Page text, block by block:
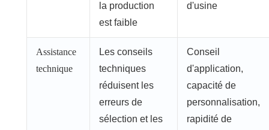
la production
est faible
d'usine
Assistance
technique
Les conseils
techniques
réduisent les
erreurs de
sélection et les
Conseil
d'application,
capacité de
personnalisation,
rapidité de